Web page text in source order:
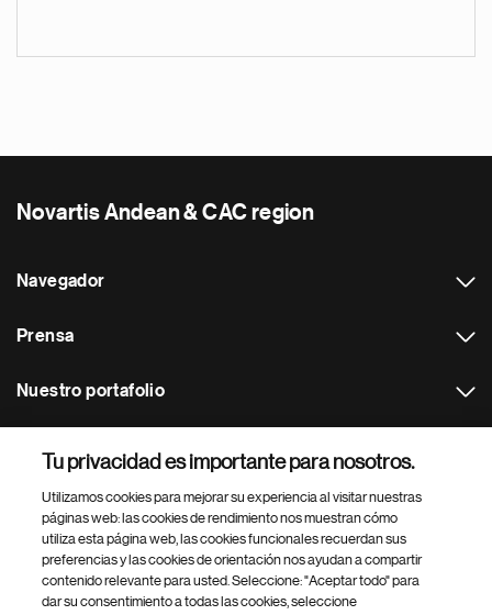
Novartis Andean & CAC region
Navegador
Prensa
Nuestro portafolio
Footer Site Search
Tu privacidad es importante para nosotros.
Utilizamos cookies para mejorar su experiencia al visitar nuestras
páginas web: las cookies de rendimiento nos muestran cómo
utiliza esta página web, las cookies funcionales recuerdan sus
preferencias y las cookies de orientación nos ayudan a compartir
contenido relevante para usted. Seleccione: "Aceptar todo" para
dar su consentimiento a todas las cookies, seleccione